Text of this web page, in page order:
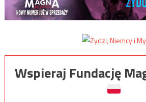
Wspieraj Fundację